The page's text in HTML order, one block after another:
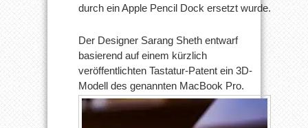
Apple
statt
Touch
Bar
durch ein Apple Pencil Dock ersetzt wurde.
Der Designer Sarang Sheth entwarf
basierend auf einem kürzlich
veröffentlichten Tastatur-Patent ein 3D-
Modell des genannten MacBook Pro.